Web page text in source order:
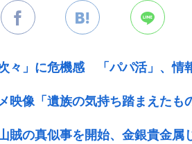
々」に危機感 「パパ活」、情
映像「遺族の気持ち踏まえたも
賊の真似事を開始、金銀貴金属